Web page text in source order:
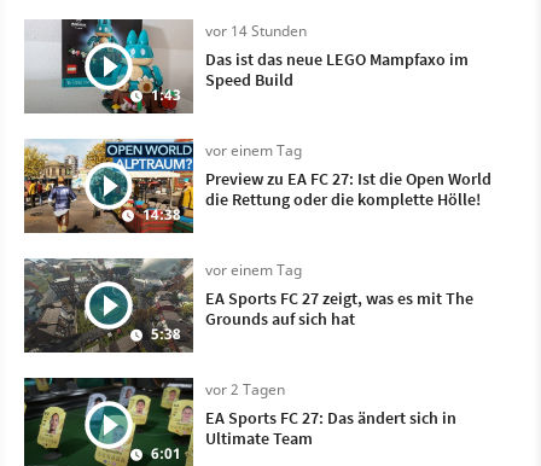
1:43
vor 14 Stunden
Das ist das neue LEGO Mampfaxo im
Speed Build
14:38
vor einem Tag
Preview zu EA FC 27: Ist die Open World
die Rettung oder die komplette Hölle!
5:38
vor einem Tag
EA Sports FC 27 zeigt, was es mit The
Grounds auf sich hat
6:01
vor 2 Tagen
EA Sports FC 27: Das ändert sich in
Ultimate Team